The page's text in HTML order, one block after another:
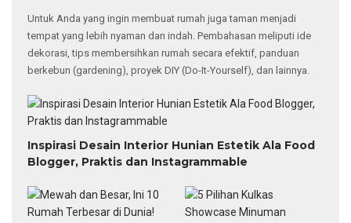
Untuk Anda yang ingin membuat rumah juga taman menjadi
tempat yang lebih nyaman dan indah. Pembahasan meliputi ide
dekorasi, tips membersihkan rumah secara efektif, panduan
berkebun (gardening), proyek DIY (Do-It-Yourself), dan lainnya.
Inspirasi Desain Interior Hunian Estetik Ala Food
Blogger, Praktis dan Instagrammable